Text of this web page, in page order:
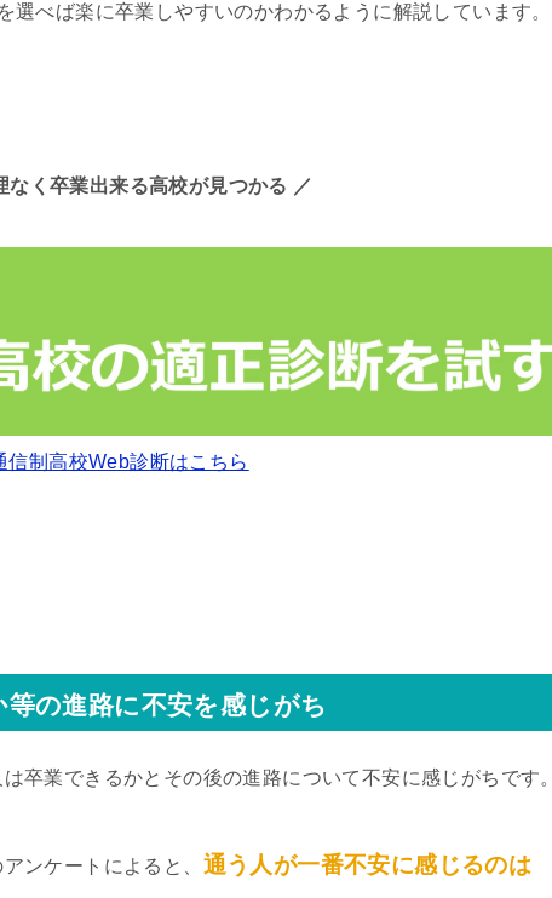
べば楽に卒業しやすいのかわかるように解説しています。
なく卒業出来る高校が見つかる ／
信制高校Web診断はこちら
の進路に不安を感じがち
卒業できるかとその後の進路について不安に感じがちです。
ンケートによると、 通う人が一番不安に感じるのは